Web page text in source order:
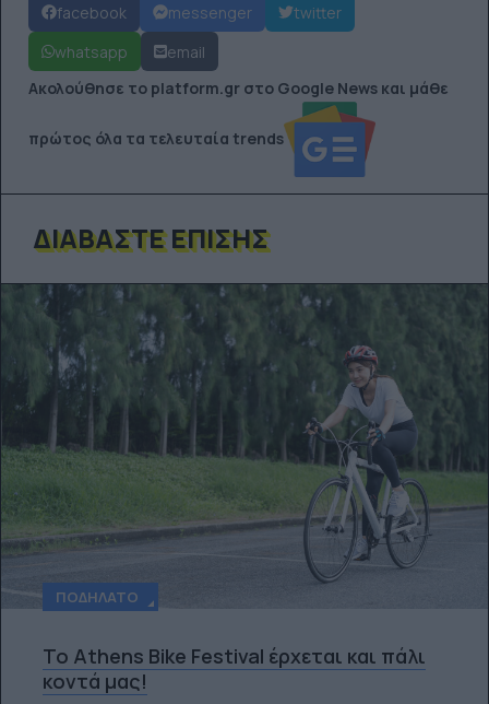
facebook messenger
twitter
whatsapp
email
Ακολούθησε το platform.gr στο Google News και μάθε
πρώτος όλα τα τελευταία trends
ΔΙΑΒΆΣΤΕ ΕΠΊΣΗΣ
ΠΟΔΉΛΑΤΟ
Το Athens Bike Festival έρχεται και πάλι
κοντά μας!